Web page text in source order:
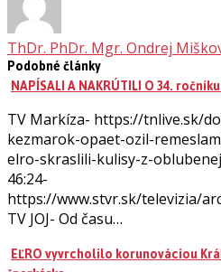
ThDr. PhDr. Mgr. Ondrej
Podobné články
NAPÍSALI A NAKRÚTILI O 34.
TV Markíza- https://tnlive.sk/
kezmarok-opaet-ozil-
elro-skraslili-kulisy-z-
46:24-
https://www.stvr.sk/televizia/
TV JOJ- Od času…
EĽRO vyvrcholilo korunováciou